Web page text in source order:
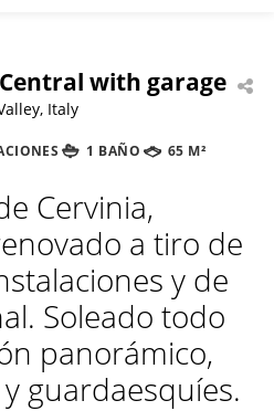
with garage
Italy
1 BAÑO 65 M²
Cervinia,
a tiro de
y de
Soleado todo
panorámico,
guardaesquíes.